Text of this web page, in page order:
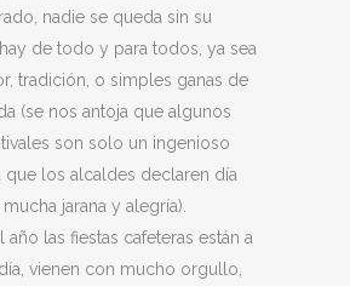
nadie se queda sin su
de todo y para todos, ya sea
tradición, o simples ganas de
(se nos antoja que algunos
son solo un ingenioso
que los alcaldes declaren día
jarana y alegría).
las fiestas cafeteras están a
vienen con mucho orgullo,